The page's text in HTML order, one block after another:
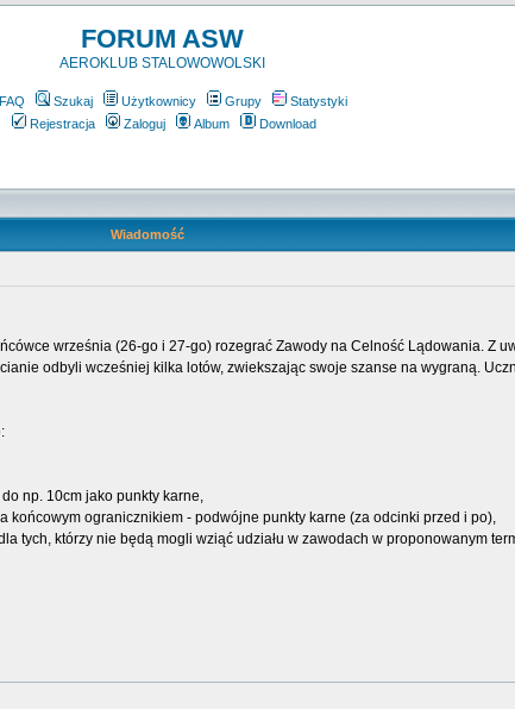
FORUM ASW
AEROKLUB STALOWOWOLSKI
FAQ Szukaj Użytkownicy Grupy
Statystyki
Rejestracja
Zaloguj Album Download
Wiadomość
września (26-go i 27-go) rozegrać Zawody na Celność Lądowania. Z
odbyli wcześniej kilka lotów, zwiekszając swoje szanse na wygraną.
np. 10cm jako punkty karne,
ogranicznikiem - podwójne punkty karne (za odcinki przed i po),
tych, którzy nie będą mogli wziąć udziału w zawodach w proponowanym